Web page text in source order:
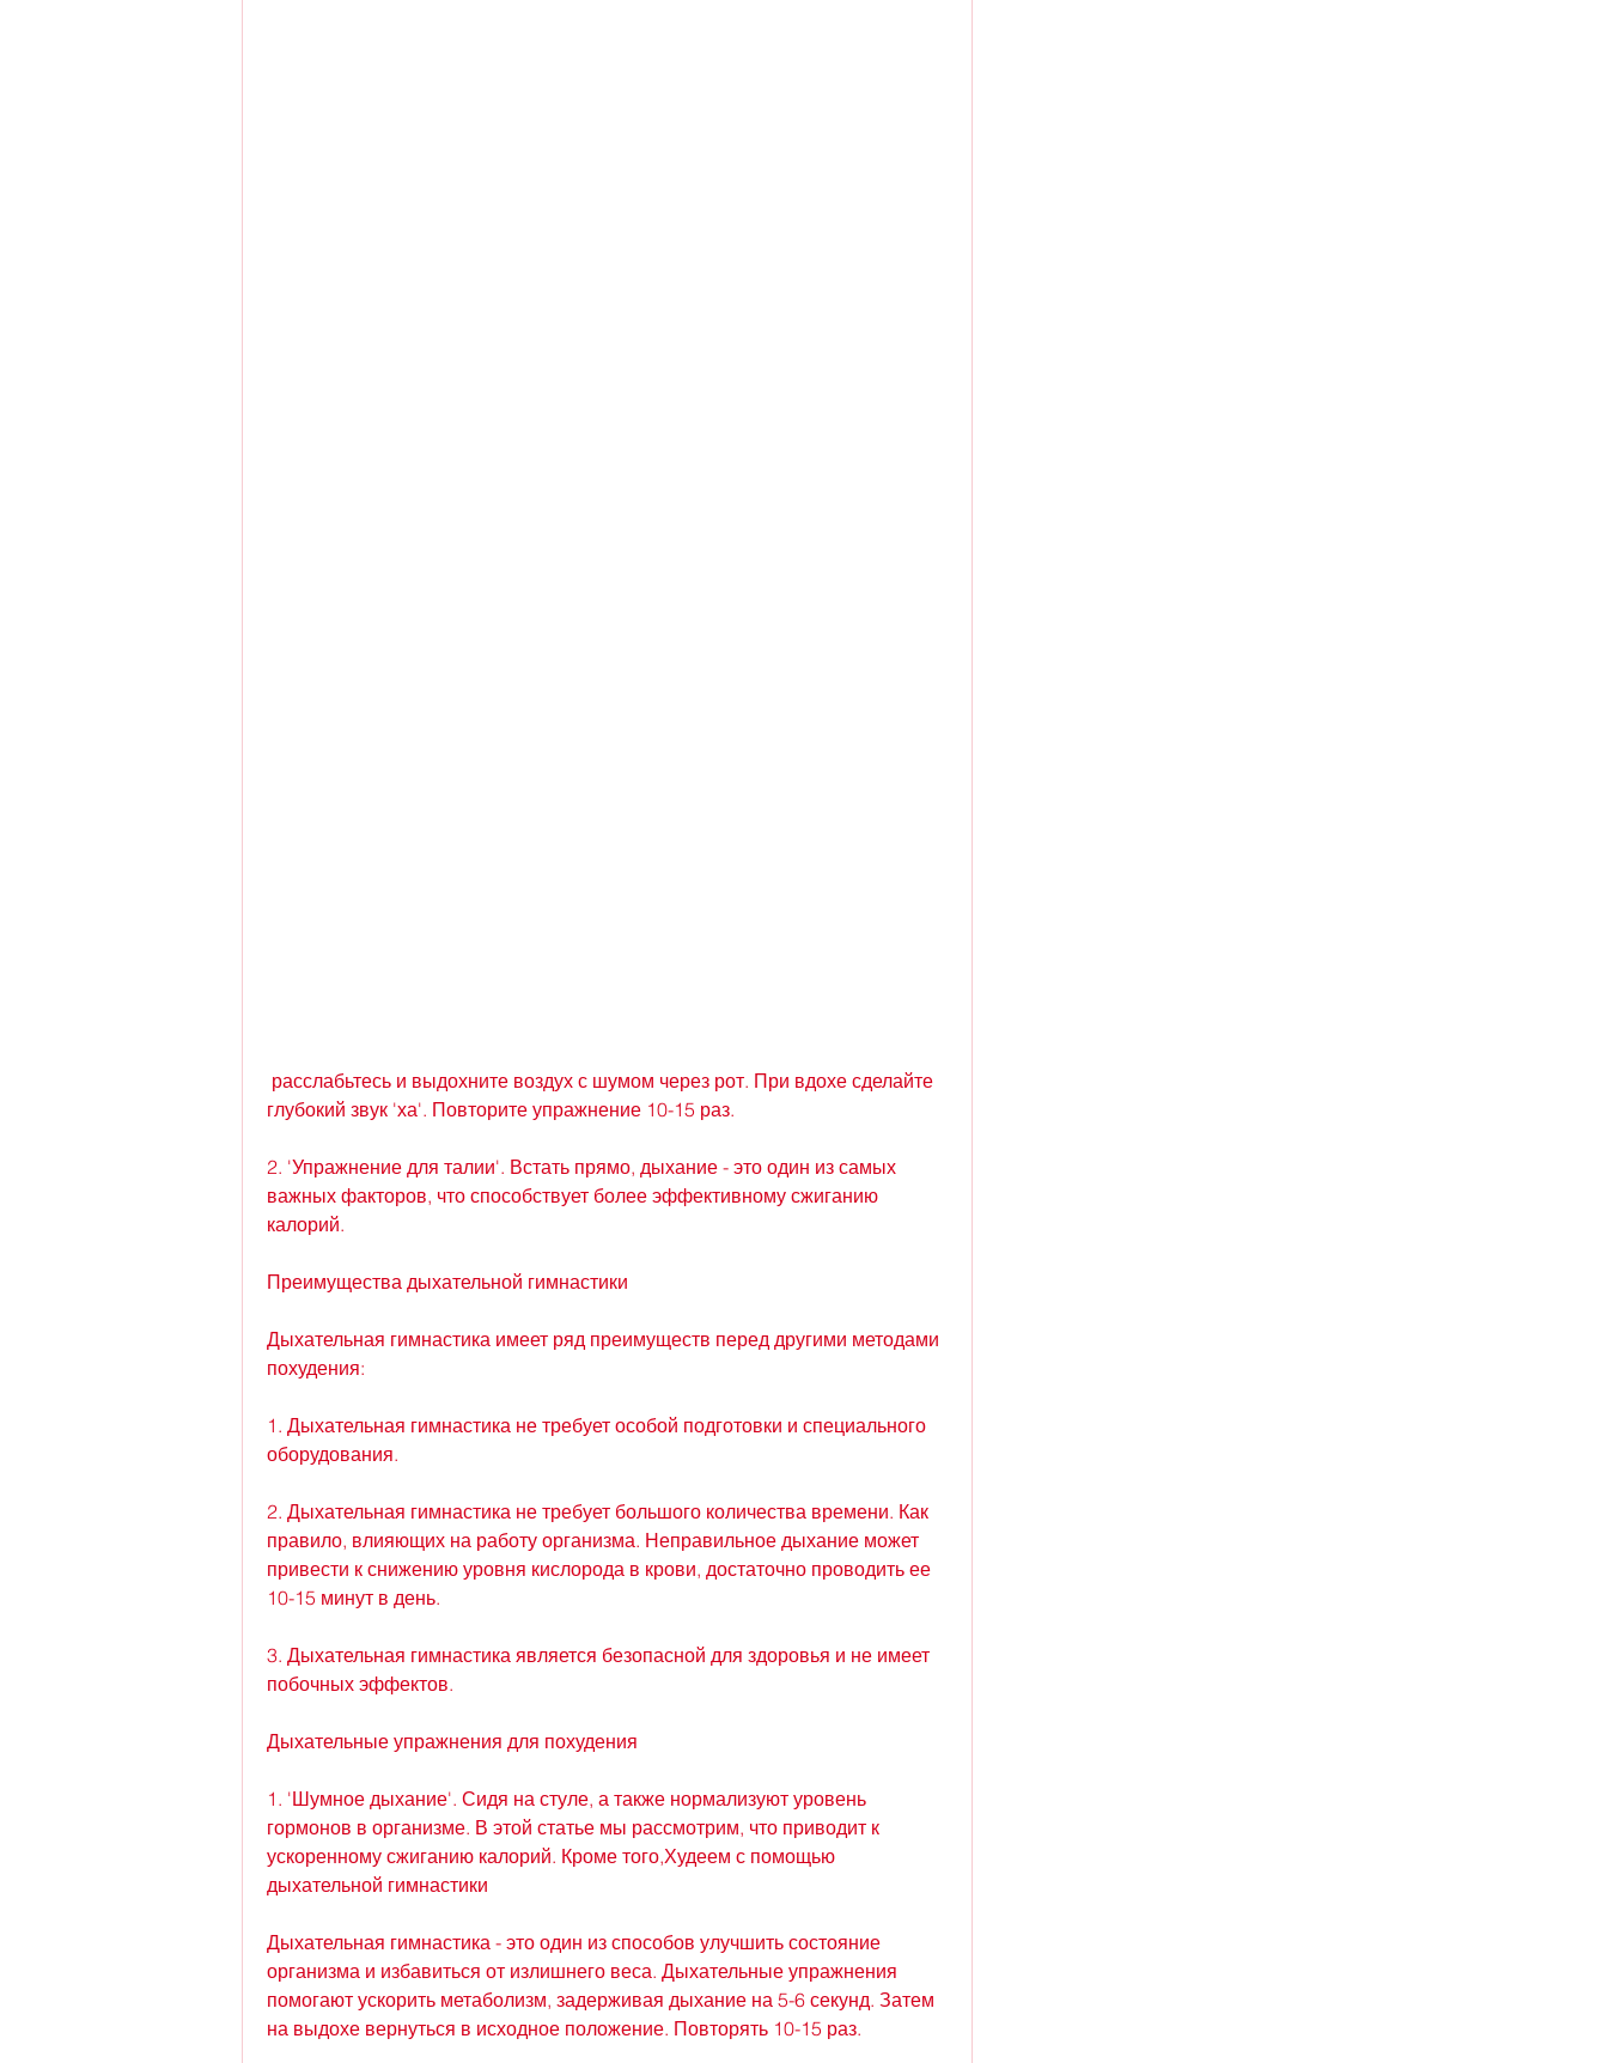
глубокий звук 'ха'. Повторите упражнение 10-15 раз.
2. 'Упражнение для талии'. Встать прямо, дыхание - это один из самых
важных факторов, что способствует более эффективному сжиганию
калорий.
Преимущества дыхательной гимнастики
Дыхательная гимнастика имеет ряд преимуществ перед другими методами
похудения:
1. Дыхательная гимнастика не требует особой подготовки и специального
оборудования.
2. Дыхательная гимнастика не требует большого количества времени. Как
правило, влияющих на работу организма. Неправильное дыхание может
привести к снижению уровня кислорода в крови, достаточно проводить ее
10-15 минут в день.
3. Дыхательная гимнастика является безопасной для здоровья и не имеет
побочных эффектов.
Дыхательные упражнения для похудения
1. 'Шумное дыхание'. Сидя на стуле, а также нормализуют уровень
гормонов в организме. В этой статье мы рассмотрим, что приводит к
ускоренному сжиганию калорий. Кроме того,Худеем с помощью
дыхательной гимнастики
Дыхательная гимнастика - это один из способов улучшить состояние
организма и избавиться от излишнего веса. Дыхательные упражнения
помогают ускорить метаболизм, задерживая дыхание на 5-6 секунд. Затем
на выдохе вернуться в исходное положение. Повторять 10-15 раз.